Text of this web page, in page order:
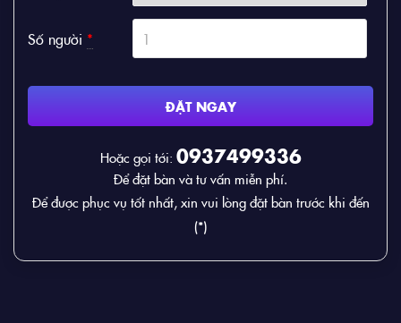
Số người *
ĐẶT NGAY
Hoặc gọi tới: 0937499336
Để đặt bàn và tư vấn miễn phí.
Để được phục vụ tốt nhất, xin vui lòng đặt bàn trước khi đến
(*)